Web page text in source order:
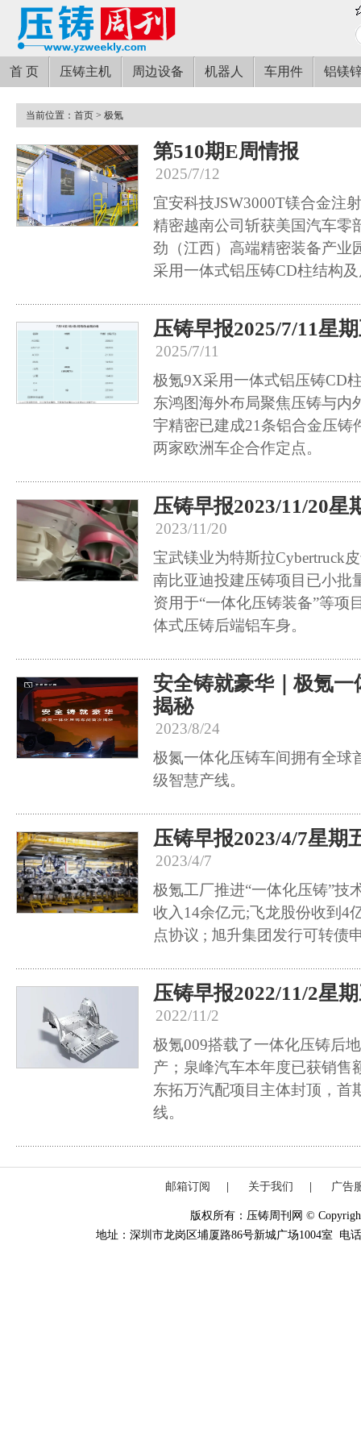
首 页 压铸主机 周边设备 机器人 车用件 铝镁
当前位置： 首页 > 极氪
第510期E周情报
2025/7/12
宜安科技JSW3000T镁合金注
精密越南公司斩获美国汽车零
劲（江西）高端精密装备产业
采用一体式铝压铸CD柱结构
压铸早报2025/7/11星
2025/7/11
极氪9X采用一体式铝压铸CD
东鸿图海外布局聚焦压铸与内
宇精密已建成21条铝合金压铸
两家欧洲车企合作定点。
压铸早报2023/11/20星
2023/11/20
宝武镁业为特斯拉Cybertruck
南比亚迪投建压铸项目已小批
资用于“一体化压铸装备”等项
体式压铸后端铝车身。
安全铸就豪华｜极氪
揭秘
2023/8/24
极氮一体化压铸车间拥有全球
级智慧产线。
压铸早报2023/4/7星期
2023/4/7
极氪工厂推进“一体化压铸”技
收入14余亿元;飞龙股份收到4
点协议 ; 旭升集团发行可转债
压铸早报2022/11/2星
2022/11/2
极氪009搭载了一体化压铸后
产；泉峰汽车本年度已获销售
东拓万汽配项目主体封顶，首
线。
邮箱订阅 关于我们 广告
版权所有：压铸周刊网 ©
地址：深圳市龙岗区埔厦路86号新城广场1004室 电